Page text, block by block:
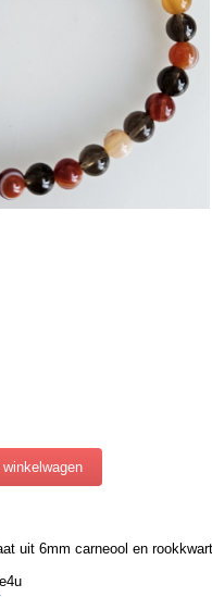
uit 6mm carneool en